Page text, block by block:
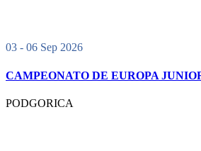
03 - 06 Sep 2026
CAMPEONATO DE EUROPA
PODGORICA